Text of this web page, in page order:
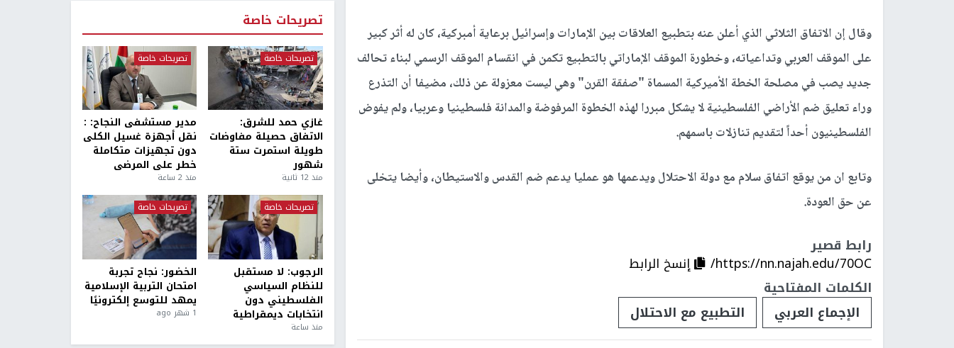
وقال إن الاتفاق الثلاثي الذي أعلن عنه بتطبيع العلاقات بين الإمارات وإسرائيل برعاية أمبركية، كان له أثر كبير
على الموقف العربي وتداعياته، وخطورة الموقف الإماراتي بالتطبيع تكمن في انقسام الموقف الرسمي لبناء تحالف
جديد يصب في مصلحة الخطة الأميركية المسماة "صفقة القرن" وهي ليست معزولة عن ذلك، مضيفا أن التذرع
وراء تعليق ضم الأراضي الفلسطينية لا يشكل مبررا لهذه الخطوة المرفوضة والمدانة فلسطينيا وعربيا، ولم يفوض
الفلسطينيون أحداً لتقديم تنازلات باسمهم.
وتابع ان من يوقع اتفاق سلام مع دولة الاحتلال ويدعمها هو عمليا يدعم ضم القدس والاستيطان، وأيضا يتخلى
عن حق العودة.
رابط قصير
https://nn.najah.edu/70OC/
إنسخ الرابط
الكلمات المفتاحية
الإجماع العربي
التطبيع مع الاحتلال
تصريحات خاصة
تصريحات خاصة
غازي حمد للشرق:
الاتفاق حصيلة مفاوضات
طويلة استمرت ستة
شهور
منذ 12 ثانية
تصريحات خاصة
مدير مستشفى النجاح: :
نقل أجهزة غسيل الكلى
دون تجهيزات متكاملة
خطر على المرضى
منذ 2 ساعة
تصريحات خاصة
الرجوب: لا مستقبل
للنظام السياسي
الفلسطيني دون
انتخابات ديمقراطية
منذ ساعة
تصريحات خاصة
الخضور: نجاح تجربة
امتحان التربية الإسلامية
يمهد للتوسع إلكترونيًا
1 شهر ago